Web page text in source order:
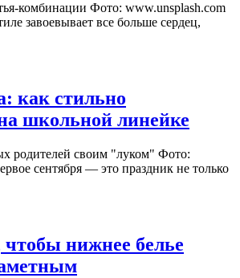
комбинации Фото: www.unsplash.com
завоевывает все больше сердец,
как стильно
школьной линейке
родителей своим "луком" Фото:
сентября — это праздник не только
чтобы нижнее белье